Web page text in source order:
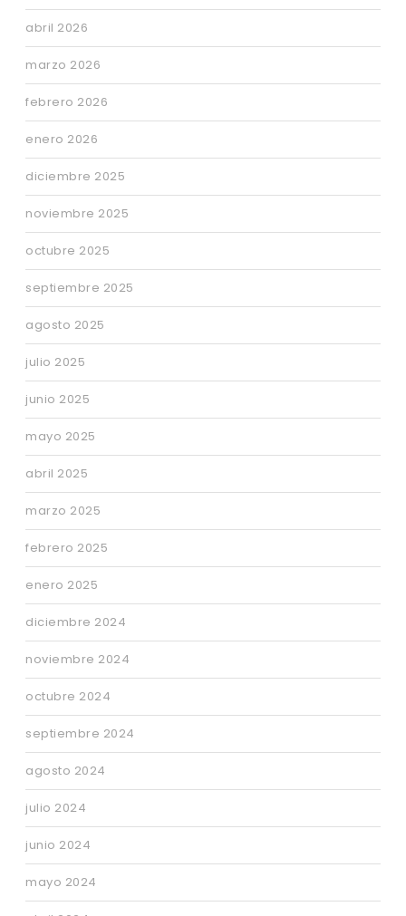
abril 2026
marzo 2026
febrero 2026
enero 2026
diciembre 2025
noviembre 2025
octubre 2025
septiembre 2025
agosto 2025
julio 2025
junio 2025
mayo 2025
abril 2025
marzo 2025
febrero 2025
enero 2025
diciembre 2024
noviembre 2024
octubre 2024
septiembre 2024
agosto 2024
julio 2024
junio 2024
mayo 2024